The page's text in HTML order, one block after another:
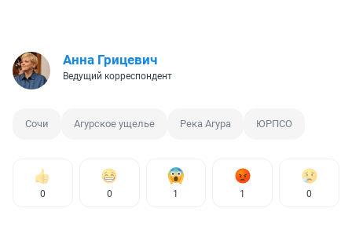
Анна Грицевич
Ведущий корреспондент
Сочи Агурское ущелье Река Агура ЮРПСО
0 0 1 1 0